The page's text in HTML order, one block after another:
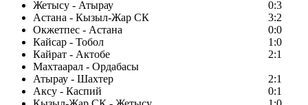
Жетысу - Атырау
0:3
Астана - Кызыл-Жар СК
3:2
Окжетпес - Астана
0:0
Кайсар - Тобол
1:0
Кайрат - Актобе
2:1
Махтаарал - Ордабасы
Атырау - Шахтер
2:1
Аксу - Каспий
0:1